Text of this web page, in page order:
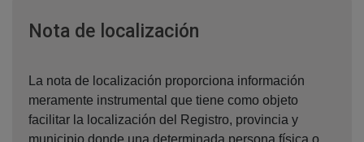
Nota de localización
La nota de localización proporciona información
meramente instrumental que tiene como objeto
facilitar la localización del Registro, provincia y